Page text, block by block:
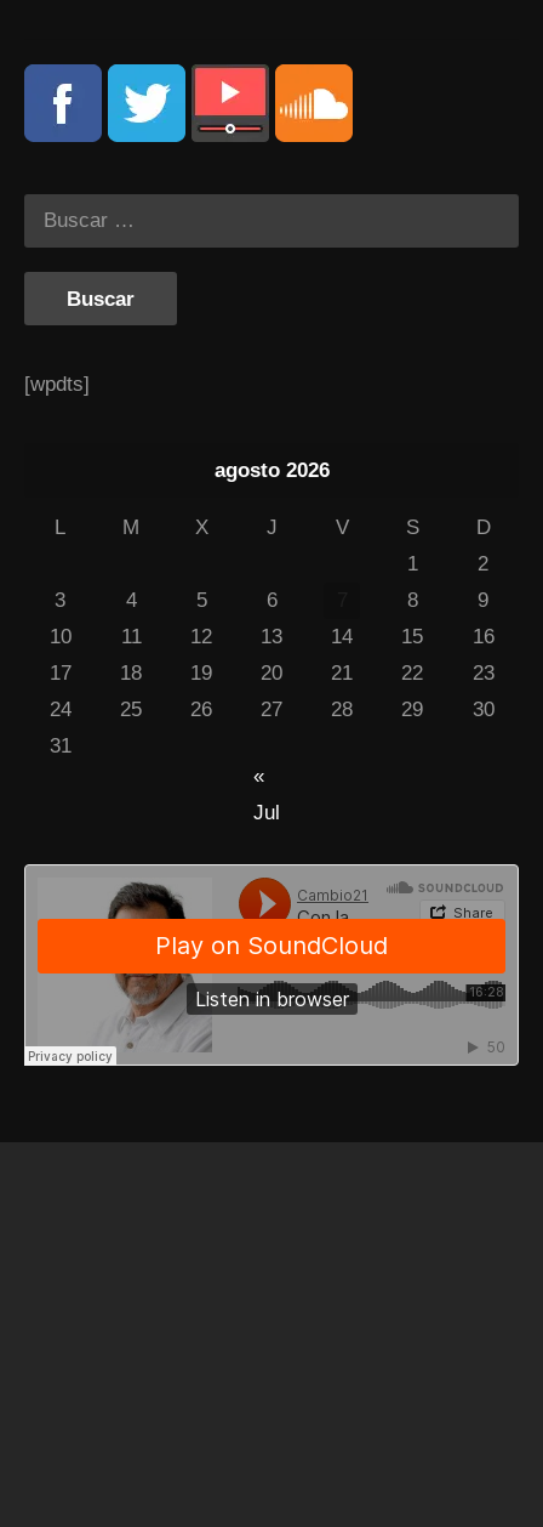
[wpdts]
agosto 2026
L M X J V S
D
1
2
3
4 5 6 8
9
10
11 12 13 14 15
16
17
18 19 20 21 22
23
24
25 26 27 28 29
30
31
«
Jul